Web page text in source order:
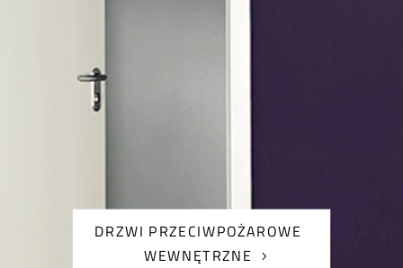
DRZWI PRZECIWPOŻAROWE
WEWNĘTRZNE